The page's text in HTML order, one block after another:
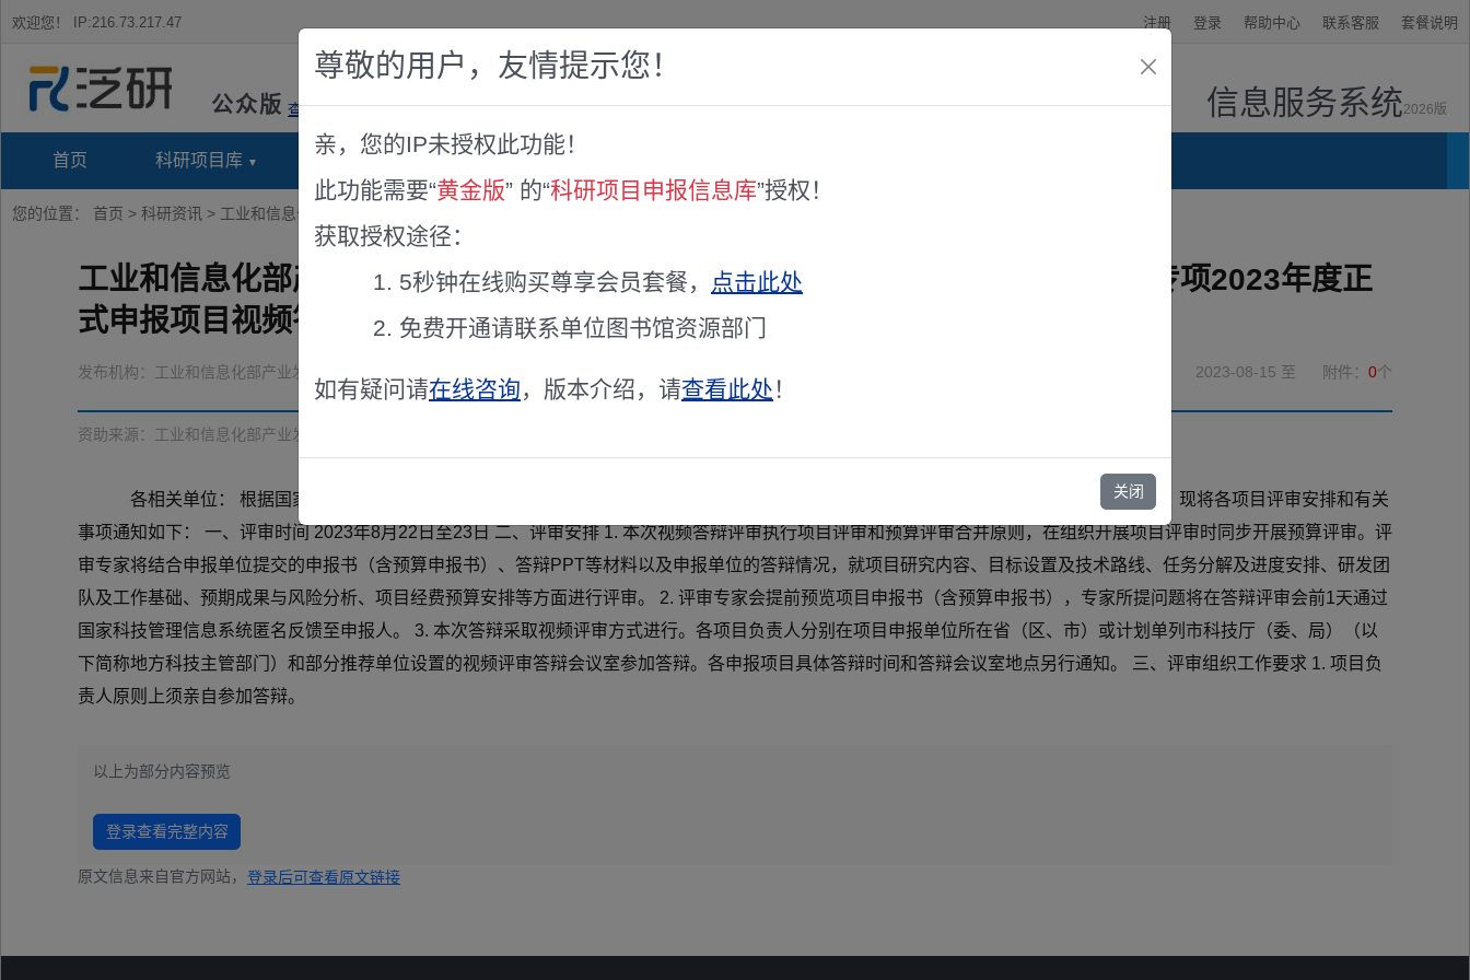
欢迎您！ IP:216.73.217.47 注册 登录 帮助中心 联系客服 套餐说明
公众版 查看说明 信息服务系统2026版
首页 科研项目库 项目指南库 奖项竞赛库
您的位置： 首页 > 科研资讯 > 工业和信息化部产业发展促进中心关于召开国家重点研发计划“稀土新材料”重点专项2023年度正式申报项目视频答辩评审会议的通知
工业和信息化部产业发展促进中心关于召开国家重点研发计划“稀土新材料”重点专项2023年度正
式申报项目视频答辩评审会议的通知
发布机构： 工业和信息化部产业发展促进中心 2023-08-15 至 附件： 0个
资助来源： 工业和信息化部产业发展促进中心关于召开国家重点研发计划“稀土新材料”重点专项2023年度正式申报项目视频答辩评审会议的通知
各相关单位： 根据国家重点研发计划年度工作安排，“稀土新材料”重点专项将于8月下旬开展2023年度指南申报项目视频答辩评审工作。 现将各项目评审安排和有关
事项通知如下： 一、评审时间 2023年8月22日至23日 二、评审安排 1. 本次视频答辩评审执行项目评审和预算评审合并原则，在组织开展项目评审时同步开展预算评审。评
审专家将结合申报单位提交的申报书（含预算申报书）、答辩PPT等材料以及申报单位的答辩情况，就项目研究内容、目标设置及技术路线、任务分解及进度安排、研发团
队及工作基础、预期成果与风险分析、项目经费预算安排等方面进行评审。 2. 评审专家会提前预览项目申报书（含预算申报书），专家所提问题将在答辩评审会前1天通过
国家科技管理信息系统匿名反馈至申报人。 3. 本次答辩采取视频评审方式进行。各项目负责人分别在项目申报单位所在省（区、市）或计划单列市科技厅（委、局）（以
下简称地方科技主管部门）和部分推荐单位设置的视频评审答辩会议室参加答辩。各申报项目具体答辩时间和答辩会议室地点另行通知。 三、评审组织工作要求 1. 项目负
责人原则上须亲自参加答辩。
以上为部分内容预览
登录查看完整内容
原文信息来自官方网站， 登录后可查看原文链接
尊敬的用户，友情提示您！
亲，您的IP未授权此功能！
此功能需要“黄金版” 的“科研项目申报信息库”授权！
获取授权途径：
5秒钟在线购买尊享会员套餐，
点击此处
免费开通请联系单位图书馆资源部门
如有疑问请在线咨询，版本介绍，请查看此处 ！
关闭